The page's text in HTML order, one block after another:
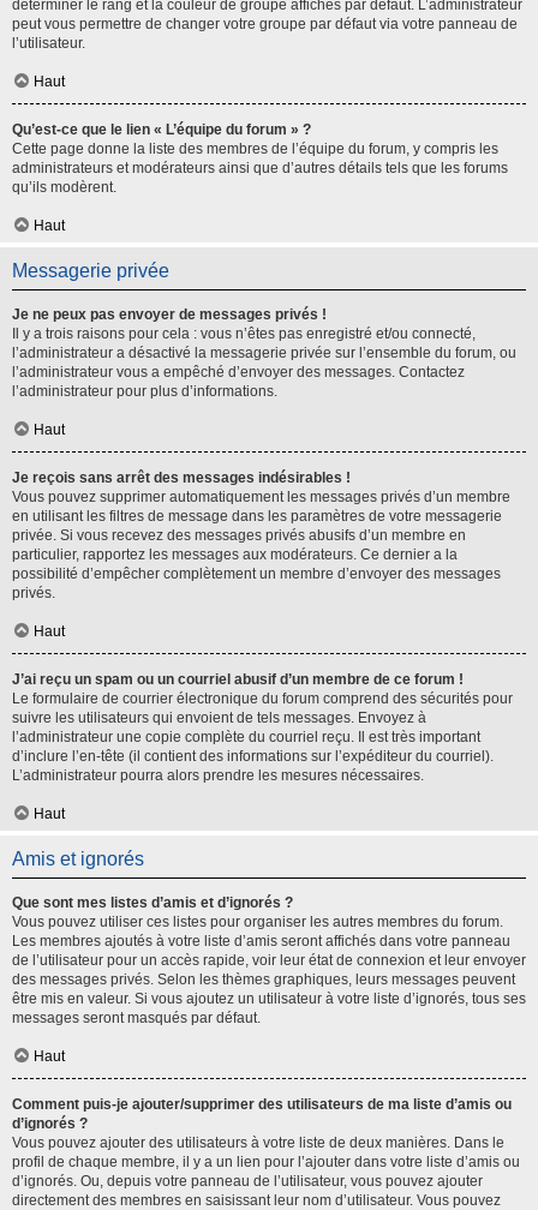
déterminer le rang et la couleur de groupe affichés par défaut. L’administrateur
peut vous permettre de changer votre groupe par défaut via votre panneau de
l’utilisateur.
Haut
Qu’est-ce que le lien « L’équipe du forum » ?
Cette page donne la liste des membres de l’équipe du forum, y compris les
administrateurs et modérateurs ainsi que d’autres détails tels que les forums
qu’ils modèrent.
Haut
Messagerie privée
Je ne peux pas envoyer de messages privés !
Il y a trois raisons pour cela : vous n’êtes pas enregistré et/ou connecté,
l’administrateur a désactivé la messagerie privée sur l’ensemble du forum, ou
l’administrateur vous a empêché d’envoyer des messages. Contactez
l’administrateur pour plus d’informations.
Haut
Je reçois sans arrêt des messages indésirables !
Vous pouvez supprimer automatiquement les messages privés d’un membre
en utilisant les filtres de message dans les paramètres de votre messagerie
privée. Si vous recevez des messages privés abusifs d’un membre en
particulier, rapportez les messages aux modérateurs. Ce dernier a la
possibilité d’empêcher complètement un membre d’envoyer des messages
privés.
Haut
J’ai reçu un spam ou un courriel abusif d’un membre de ce forum !
Le formulaire de courrier électronique du forum comprend des sécurités pour
suivre les utilisateurs qui envoient de tels messages. Envoyez à
l’administrateur une copie complète du courriel reçu. Il est très important
d’inclure l’en-tête (il contient des informations sur l’expéditeur du courriel).
L’administrateur pourra alors prendre les mesures nécessaires.
Haut
Amis et ignorés
Que sont mes listes d’amis et d’ignorés ?
Vous pouvez utiliser ces listes pour organiser les autres membres du forum.
Les membres ajoutés à votre liste d’amis seront affichés dans votre panneau
de l’utilisateur pour un accès rapide, voir leur état de connexion et leur envoyer
des messages privés. Selon les thèmes graphiques, leurs messages peuvent
être mis en valeur. Si vous ajoutez un utilisateur à votre liste d’ignorés, tous ses
messages seront masqués par défaut.
Haut
Comment puis-je ajouter/supprimer des utilisateurs de ma liste d’amis ou
d’ignorés ?
Vous pouvez ajouter des utilisateurs à votre liste de deux manières. Dans le
profil de chaque membre, il y a un lien pour l’ajouter dans votre liste d’amis ou
d’ignorés. Ou, depuis votre panneau de l’utilisateur, vous pouvez ajouter
directement des membres en saisissant leur nom d’utilisateur. Vous pouvez